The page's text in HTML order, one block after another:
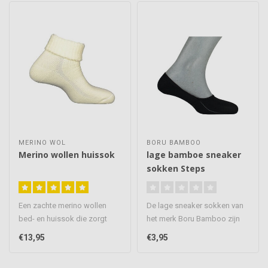
MERINO WOL
Merino wollen huissok
Een zachte merino wollen
bed- en huissok die zorgt
€13,95
BORU BAMBOO
lage bamboe sneaker
sokken Steps
De lage sneaker sokken van
het merk Boru Bamboo zijn
€3,95